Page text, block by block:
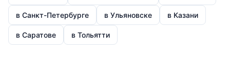
в Санкт-Петербурге в Ульяновске в Казани
в Саратове в Тольятти